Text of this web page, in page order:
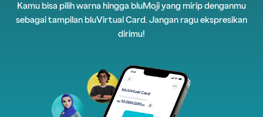
Kamu bisa pilih warna hingga bluMoji yang mirip denganmu
sebagai tampilan bluVirtual Card. Jangan ragu ekspresikan
dirimu!